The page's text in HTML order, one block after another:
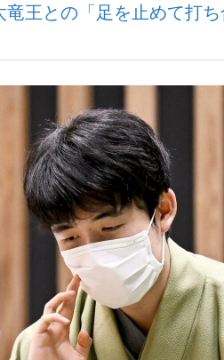
聞... 「クマが悪者
保一監督...
もっと見る
王との「足を止めて打ち